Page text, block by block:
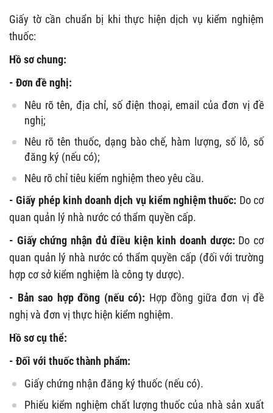
Giấy tờ cần chuẩn bị khi thực hiện dịch vụ kiểm nghiệm
thuốc:
Hồ sơ chung:
- Đơn đề nghị:
Nêu rõ tên, địa chỉ, số điện thoại, email của đơn vị đề
nghị;
Nêu rõ tên thuốc, dạng bào chế, hàm lượng, số lô, số
đăng ký (nếu có);
Nêu rõ chỉ tiêu kiểm nghiệm theo yêu cầu.
- Giấy phép kinh doanh dịch vụ kiểm nghiệm thuốc: Do cơ
quan quản lý nhà nước có thẩm quyền cấp.
- Giấy chứng nhận đủ điều kiện kinh doanh dược: Do cơ
quan quản lý nhà nước có thẩm quyền cấp (đối với trường
hợp cơ sở kiểm nghiệm là công ty dược).
- Bản sao hợp đồng (nếu có): Hợp đồng giữa đơn vị đề
nghị và đơn vị thực hiện kiểm nghiệm.
Hồ sơ cụ thể:
- Đối với thuốc thành phẩm:
Giấy chứng nhận đăng ký thuốc (nếu có).
Phiếu kiểm nghiệm chất lượng thuốc của nhà sản xuất